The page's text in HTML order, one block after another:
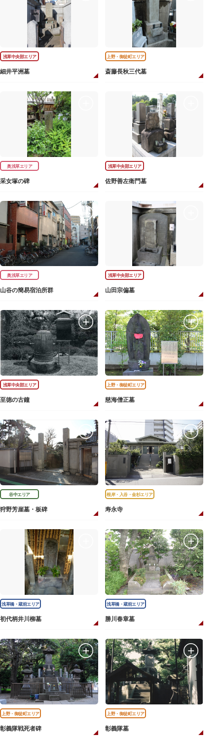
浅草中央部エリア
細井平洲墓
上野・御徒町エリア
斎藤長秋三代墓
奥浅草エリア
采女塚の碑
浅草中央部エリア
佐野善左衛門墓
奥浅草エリア
山谷の簡易宿泊所群
浅草中央部エリア
山田宗偏墓
浅草中央部エリア
至徳の古鐘
上野・御徒町エリア
慈海僧正墓
谷中エリア
狩野芳崖墓・板碑
根岸・入谷・金杉エリア
寿永寺
浅草橋・蔵前エリア
初代柄井川柳墓
浅草橋・蔵前エリア
勝川春章墓
上野・御徒町エリア
彰義隊戦死者碑
上野・御徒町エリア
彰義隊墓